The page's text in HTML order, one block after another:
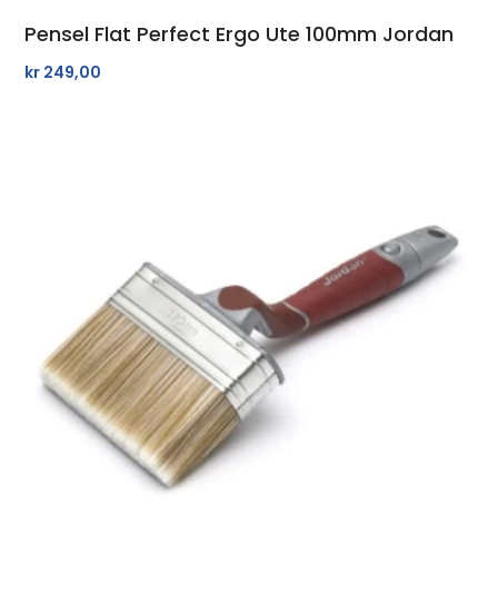
Pensel Flat Perfect Ergo Ute 100mm Jordan
kr 249,00